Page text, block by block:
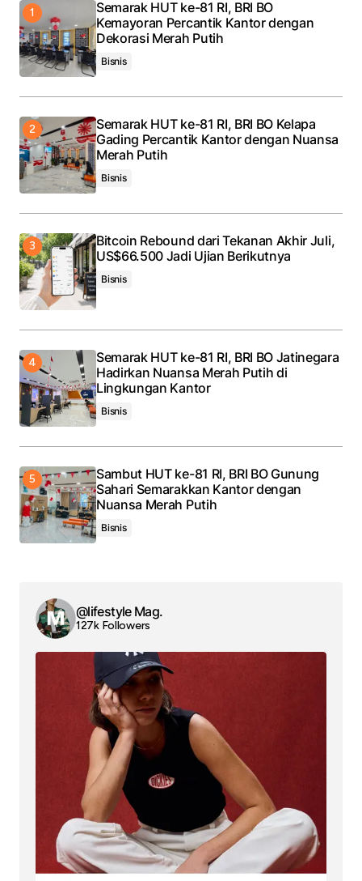
Semarak HUT ke-81 RI, BRI BO
Kemayoran Percantik Kantor dengan
Dekorasi Merah Putih
Bisnis
Semarak HUT ke-81 RI, BRI BO Kelapa
Gading Percantik Kantor dengan Nuansa
Merah Putih
Bisnis
Bitcoin Rebound dari Tekanan Akhir Juli,
US$66.500 Jadi Ujian Berikutnya
Bisnis
Semarak HUT ke-81 RI, BRI BO Jatinegara
Hadirkan Nuansa Merah Putih di
Lingkungan Kantor
Bisnis
Sambut HUT ke-81 RI, BRI BO Gunung
Sahari Semarakkan Kantor dengan
Nuansa Merah Putih
Bisnis
@lifestyle Mag.
127k Followers